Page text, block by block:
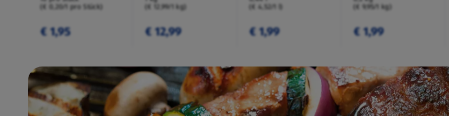
(€ 0,20/1 pro Stück)
€ 1,95
(€ 12,99/1 kg)
€ 12,99
(€ 4,52/1 l)
€ 1,99
(€ 9,95/1 kg)
€ 1,99